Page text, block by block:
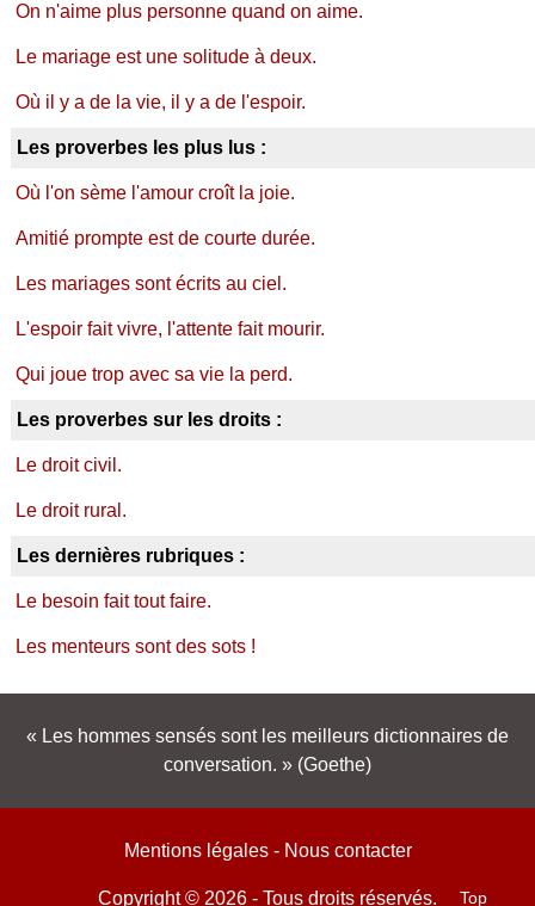
On n'aime plus personne quand on aime.
Le mariage est une solitude à deux.
Où il y a de la vie, il y a de l'espoir.
Les proverbes les plus lus :
Où l'on sème l'amour croît la joie.
Amitié prompte est de courte durée.
Les mariages sont écrits au ciel.
L'espoir fait vivre, l'attente fait mourir.
Qui joue trop avec sa vie la perd.
Les proverbes sur les droits :
Le droit civil.
Le droit rural.
Les dernières rubriques :
Le besoin fait tout faire.
Les menteurs sont des sots !
Les hommes sensés sont les meilleurs dictionnaires de
conversation.
(Goethe)
Mentions légales- Nous contacter
Copyright © 2026 - Tous droits réservés. Top